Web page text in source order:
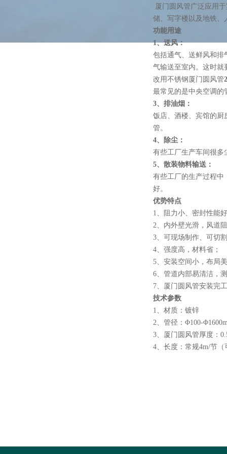
厦门圆风管广泛应用
储、写字楼以及地铁、
功能用途
1、送风：
包括通气、送鲜风和排
气输送至室内。这时就
改用不锈钢厦门圆风管
最常见的是中央空调的
3、排油烟：
饭店、酒楼、宾馆的厨
管。
4、除尘：
有些工厂生产车间很多
5、散装物料输送：
有些工厂的生产过程中
好。
优势特点
1、阻力小、密封性能
2、内外壁光滑，风道
3、可现场制作、可切
4、强度高，材料省；
5、安装空间小，布局
6、管道内部易清洁，
7、厦门圆风管安装完
技术参数
1、材质：镀锌
2、管径：Φ100-
3、厦门圆风管厚度：
4、长度：常规4m/节